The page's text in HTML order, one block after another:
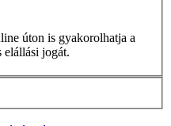
úton is gyakorolhatja a
elállási jogát.